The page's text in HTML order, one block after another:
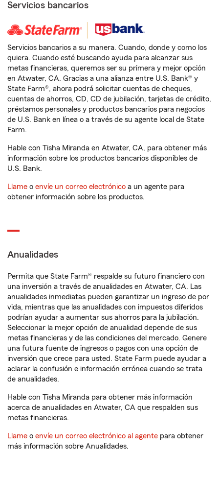
Servicios bancarios
Servicios bancarios a su manera. Cuando, donde y como los
quiera. Cuando esté buscando ayuda para alcanzar sus
metas financieras, queremos ser su primera y mejor opción
en Atwater, CA. Gracias a una alianza entre U.S. Bank® y
State Farm®, ahora podrá solicitar cuentas de cheques,
cuentas de ahorros, CD, CD de jubilación, tarjetas de crédito,
préstamos personales y productos bancarios para negocios
de U.S. Bank en línea o a través de su agente local de State
Farm.
Hable con Tisha Miranda en Atwater, CA, para obtener más
información sobre los productos bancarios disponibles de
U.S. Bank.
Llame o envíe un correo electrónico a un agente para
obtener información sobre los productos.
Anualidades
Permita que State Farm® respalde su futuro financiero con
una inversión a través de anualidades en Atwater, CA. Las
anualidades inmediatas pueden garantizar un ingreso de por
vida, mientras que las anualidades con impuestos diferidos
podrían ayudar a aumentar sus ahorros para la jubilación.
Seleccionar la mejor opción de anualidad depende de sus
metas financieras y de las condiciones del mercado. Genere
una futura fuente de ingresos o pagos con una opción de
inversión que crece para usted. State Farm puede ayudar a
aclarar la confusión e información errónea cuando se trata
de anualidades.
Hable con Tisha Miranda para obtener más información
acerca de anualidades en Atwater, CA que respalden sus
metas financieras.
Llame o envíe un correo electrónico al agente para obtener
más información sobre Anualidades.